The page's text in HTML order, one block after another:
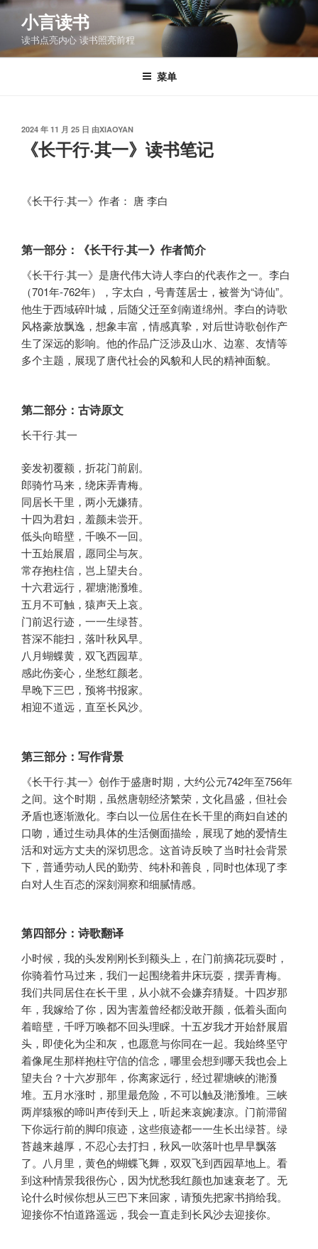
跳
容
小言读书
读书点亮内心 读书照亮前程
菜单
发
2024 年 11 月 25 日 由XIAOYAN
《长干行·其一》读书笔记
《长干行·其一》作者： 唐 李白
第一部分：《长干行·其一》作者简介
《长干行·其一》是唐代伟大诗人李白的代表作之一。李白
（701年-762年），字太白，号青莲居士，被誉为“诗仙”。
他生于西域碎叶城，后随父迁至剑南道绵州。李白的诗歌
风格豪放飘逸，想象丰富，情感真挚，对后世诗歌创作产
生了深远的影响。他的作品广泛涉及山水、边塞、友情等
多个主题，展现了唐代社会的风貌和人民的精神面貌。
第二部分：古诗原文
长干行·其一
妾发初覆额，折花门前剧。
郎骑竹马来，绕床弄青梅。
同居长干里，两小无嫌猜。
十四为君妇，羞颜未尝开。
低头向暗壁，千唤不一回。
十五始展眉，愿同尘与灰。
常存抱柱信，岂上望夫台。
十六君远行，瞿塘滟滪堆。
五月不可触，猿声天上哀。
门前迟行迹，一一生绿苔。
苔深不能扫，落叶秋风早。
八月蝴蝶黄，双飞西园草。
感此伤妾心，坐愁红颜老。
早晚下三巴，预将书报家。
相迎不道远，直至长风沙。
第三部分：写作背景
《长干行·其一》创作于盛唐时期，大约公元742年至756年
之间。这个时期，虽然唐朝经济繁荣，文化昌盛，但社会
矛盾也逐渐激化。李白以一位居住在长干里的商妇自述的
口吻，通过生动具体的生活侧面描绘，展现了她的爱情生
活和对远方丈夫的深切思念。这首诗反映了当时社会背景
下，普通劳动人民的勤劳、纯朴和善良，同时也体现了李
白对人生百态的深刻洞察和细腻情感。
第四部分：诗歌翻译
小时候，我的头发刚刚长到额头上，在门前摘花玩耍时，
你骑着竹马过来，我们一起围绕着井床玩耍，摆弄青梅。
我们共同居住在长干里，从小就不会嫌弃猜疑。十四岁那
年，我嫁给了你，因为害羞曾经都没敢开颜，低着头面向
着暗壁，千呼万唤都不回头理睬。十五岁我才开始舒展眉
头，即使化为尘和灰，也愿意与你同在一起。我始终坚守
着像尾生那样抱柱守信的信念，哪里会想到哪天我也会上
望夫台？十六岁那年，你离家远行，经过瞿塘峡的滟滪
堆。五月水涨时，那里最危险，不可以触及滟滪堆。三峡
两岸猿猴的啼叫声传到天上，听起来哀婉凄凉。门前滞留
下你远行前的脚印痕迹，这些痕迹都一一生长出绿苔。绿
苔越来越厚，不忍心去打扫，秋风一吹落叶也早早飘落
了。八月里，黄色的蝴蝶飞舞，双双飞到西园草地上。看
到这种情景我很伤心，因为忧愁我红颜也加速衰老了。无
论什么时候你想从三巴下来回家，请预先把家书捎给我。
迎接你不怕道路遥远，我会一直走到长风沙去迎接你。